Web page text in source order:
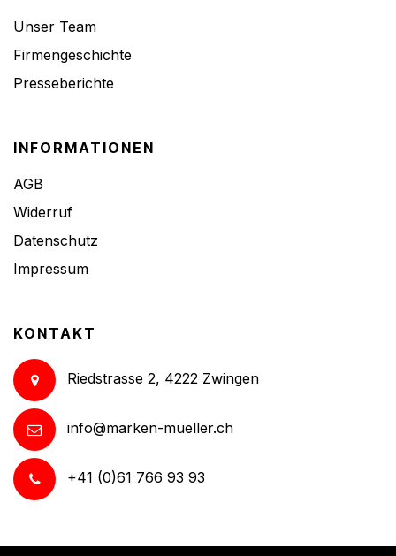
Unser Team
Firmengeschichte
Presseberichte
INFORMATIONEN
AGB
Widerruf
Datenschutz
Impressum
KONTAKT
Riedstrasse 2, 4222 Zwingen
info@marken-mueller.ch
+41 (0)61 766 93 93